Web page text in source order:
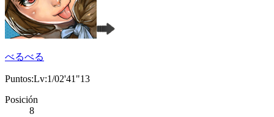
べるべる
Puntos:Lv:1/02'41"13
Posición
8